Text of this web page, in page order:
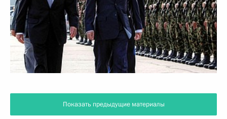
Показать предыдущие материалы